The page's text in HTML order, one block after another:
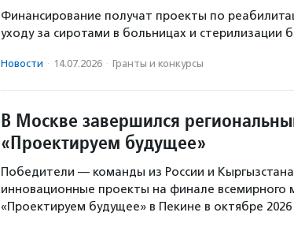
Финансирование получат проекты по
уходу за сиротами в больницах и стерилизации
Новости · 14.07.2026 · Гранты и конкурсы
В Москве завершился
«Проектируем будущее»
Победители — команды из России и
инновационные проекты на финале всемирного
«Проектируем будущее» в Пекине в октябре 2026